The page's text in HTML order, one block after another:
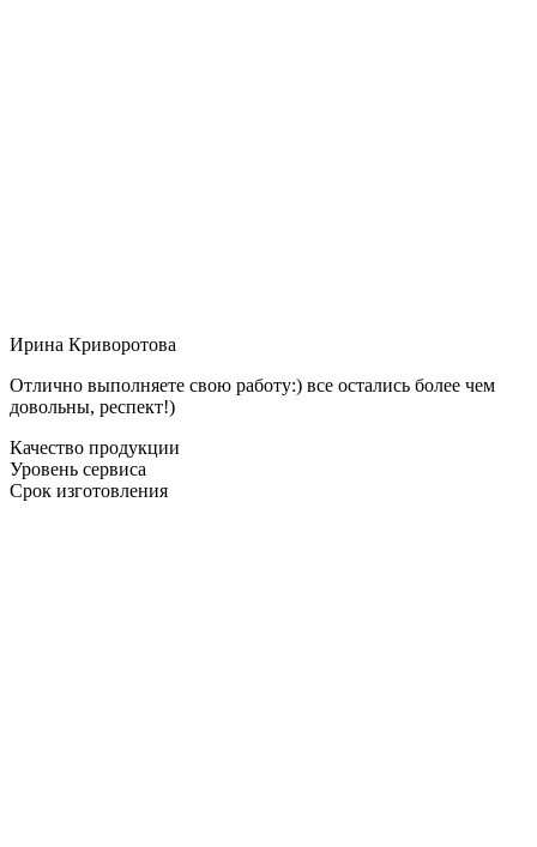
Ирина Криворотова
Отлично выполняете свою работу:) все остались более чем
довольны, респект!)
Качество продукции
Уровень сервиса
Срок изготовления